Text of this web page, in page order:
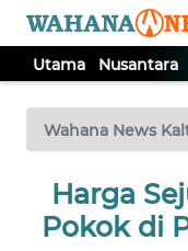
Utama Nusantara
Wahana News
Harga
Pokok di
TV
Tutup
UTAMA